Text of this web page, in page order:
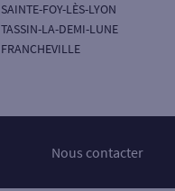
SAINTE-FOY-LÈS-LYON
TASSIN-LA-DEMI-LUNE
FRANCHEVILLE
Nous contacter